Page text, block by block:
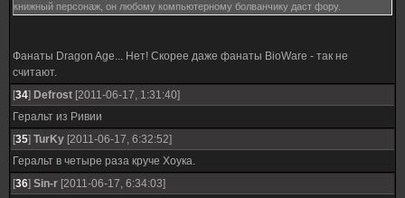
книжный персонаж, он любому компьютерному болванчику даст фору.
Фанаты Dragon Age... Нет! Скорее даже фанаты BioWare - так не
считают.
[34] Defrost [2011-06-17, 1:31:40]
Геральт из Ривии
[35] TurKy [2011-06-17, 6:32:52]
Геральт в четыре раза круче Хоука.
[36] Sin-r [2011-06-17, 6:34:03]